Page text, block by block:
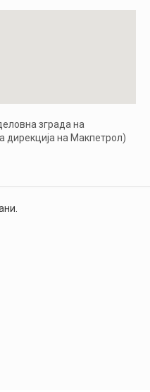
зграда на
дирекција на Макпетрол)